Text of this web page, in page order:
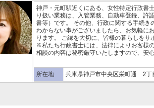
神戸・元町駅近くにある、女性特定行政書
り扱い業務は、入管業務、自動車登録、許
書等）です。 その他、行政に関する手続
わからない事がございましたら、お気軽に
ります。 ご縁を大切に、皆様の暮らしを
※私たち行政書士には、法律によりお客様
相談の内容は秘密厳守いたしますので、安
所在地 兵庫県神戸市中央区栄町通 2丁